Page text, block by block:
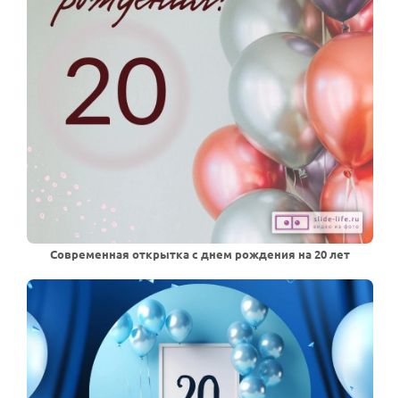
Современная открытка с днем рождения на 20 лет